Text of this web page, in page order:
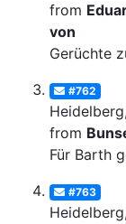
from
von
Gerüchte
#762
from
Für Barth
#763